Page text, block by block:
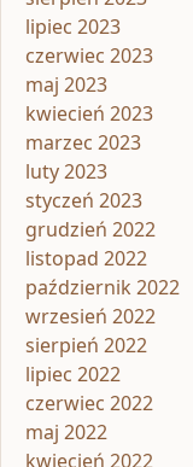
lipiec 2023
czerwiec 2023
maj 2023
kwiecień 2023
marzec 2023
luty 2023
styczeń 2023
grudzień 2022
listopad 2022
październik 2022
wrzesień 2022
sierpień 2022
lipiec 2022
czerwiec 2022
maj 2022
kwiecień 2022